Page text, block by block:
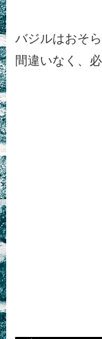
バジルはおそ
間違いなく、